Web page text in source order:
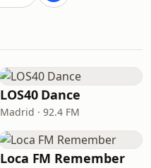
LOS40 Dance
Madrid · 92.4 FM
Loca FM Remember